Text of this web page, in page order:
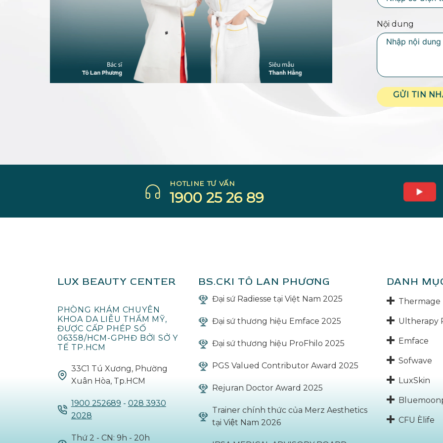
Nội dung
GỬI TIN
HOTLINE TƯ VẤN
1900 25 26 89
LUX BEAUTY CENTER
PHÒNG KHÁM CHUYÊN
KHOA DA LIỄU THẨM MỸ,
ĐƯỢC CẤP PHÉP SỐ
06358/HCM-GPHĐ BỞI SỞ Y
TẾ TP.HCM
33C1 Tú Xương, Phường
Xuân Hòa, Tp.HCM
1900 252689 - 028 3930
2028
Thứ 2 - CN: 9h - 20h
BS.CKI TÔ LAN PHƯƠNG
Đại sứ Radiesse tại Việt Nam 2025
Đại sứ thương hiệu Emface 2025
Đại sứ thương hiệu ProFhilo 2025
PGS Valued Contributor Award 2025
Rejuran Doctor Award 2025
Trainer chính thức của Merz Aesthetics
tại Việt Nam 2026
DANH
Thermage
Ultherapy
Emface
Sofwave
LuxSkin
CFU Èlife